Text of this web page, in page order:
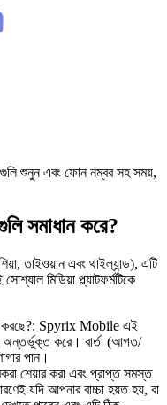
শুনুন এবং ফোন নম্বর সহ সময়,
সমাধান করে?
তাইওয়ান এবং থাইল্যান্ড), এটি
মিডিয়া প্ল্যাটফর্মটিকে
করছে?: Spyrix Mobile এই
অন্তর্ভুক্ত করে। বার্তা (আগত/
পান।
শেয়ার করা এবং প্রাপ্ত সমস্ত
যদি আপনার বাচ্চা হয়ত হয়, বা